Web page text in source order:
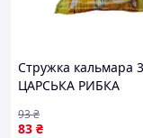
Стружка кальмара
ЦАРСЬКА РИБКА
83 ₴
93₴